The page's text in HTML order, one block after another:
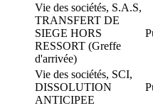
Vie des sociétés, S.A.S,
TRANSFERT DE
SIEGE HORS
RESSORT (Greffe
d'arrivée)
Vie des sociétés, SCI,
DISSOLUTION
ANTICIPEE